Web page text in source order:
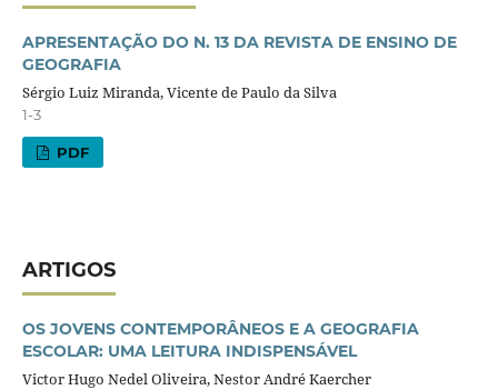
APRESENTAÇÃO DO N. 13 DA REVISTA DE ENSINO DE
GEOGRAFIA
Sérgio Luiz Miranda, Vicente de Paulo da Silva
1-3
PDF
ARTIGOS
OS JOVENS CONTEMPORÂNEOS E A GEOGRAFIA
ESCOLAR: UMA LEITURA INDISPENSÁVEL
Victor Hugo Nedel Oliveira, Nestor André Kaercher